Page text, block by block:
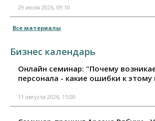
29 июля 2026, 09:10
Все материалы
Бизнес календарь
Онлайн семинар: "Почему
персонала - какие ошибки к этому
11 августа 2026, 15:00